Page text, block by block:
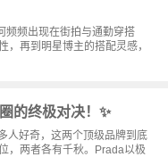
频频出现在街拍与通勤穿搭
，再到明星博主的搭配灵感，
的终极对决！✨
人好奇，这两个顶级品牌到底
，两者各有千秋。Prada以极